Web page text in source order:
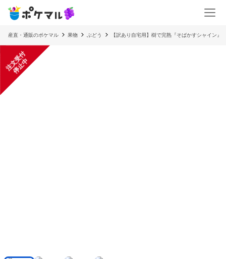
産直・通販のポケマル 果物 ぶどう 【訳あり自宅用】樹で完熟『そばかすシャイン』
注
文
受
付
停
止
中